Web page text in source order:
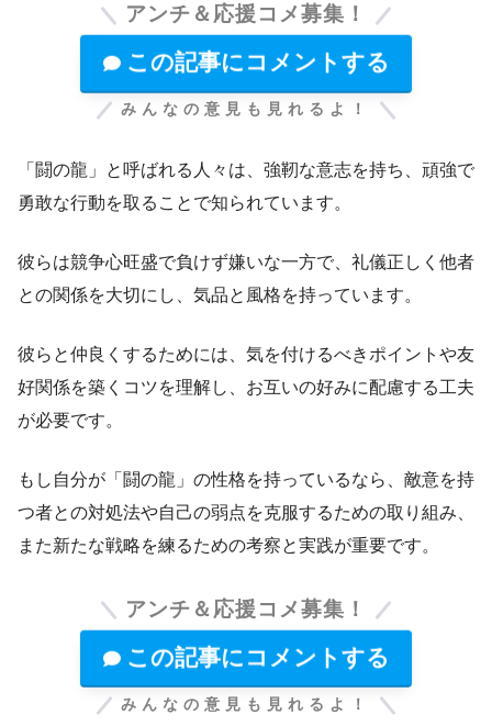
アンチ＆応援コメ募集！
この記事にコメントする
みんなの意見も見れるよ！
「闘の龍」と呼ばれる人々は、強靭な意志を持ち、頑強で
勇敢な行動を取ることで知られています。
彼らは競争心旺盛で負けず嫌いな一方で、礼儀正しく他者
との関係を大切にし、気品と風格を持っています。
彼らと仲良くするためには、気を付けるべきポイントや友
好関係を築くコツを理解し、お互いの好みに配慮する工夫
が必要です。
もし自分が「闘の龍」の性格を持っているなら、敵意を持
つ者との対処法や自己の弱点を克服するための取り組み、
また新たな戦略を練るための考察と実践が重要です。
アンチ＆応援コメ募集！
この記事にコメントする
みんなの意見も見れるよ！